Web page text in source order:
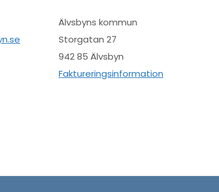
Älvsbyns kommun
Storgatan 27
942 85 Älvsbyn
Faktureringsinformation